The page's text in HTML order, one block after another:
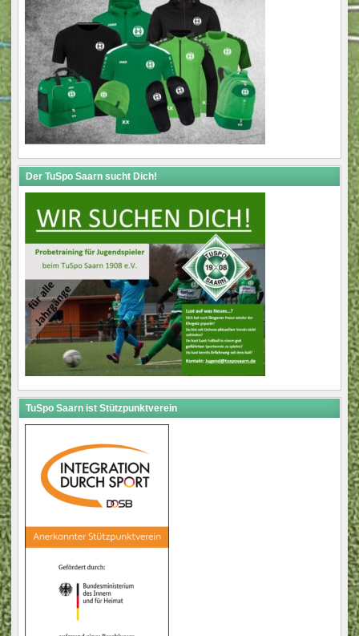
Der TuSpo Saarn sucht Dich!
TuSpo Saarn ist Stützpunktverein